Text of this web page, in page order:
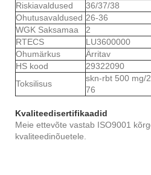
Riskiavaldused
36/37/38
Ohutusavaldused 26-36
WGK Saksamaa
2
RTECS
LU3600000
Ohumärkus
Ärritav
HS kood
29322090
Toksilisus
skn-rbt 500 mg/
76
Kvaliteedisertifikaadid
Meie ettevõte vastab ISO9001
kvaliteedinõuetele.